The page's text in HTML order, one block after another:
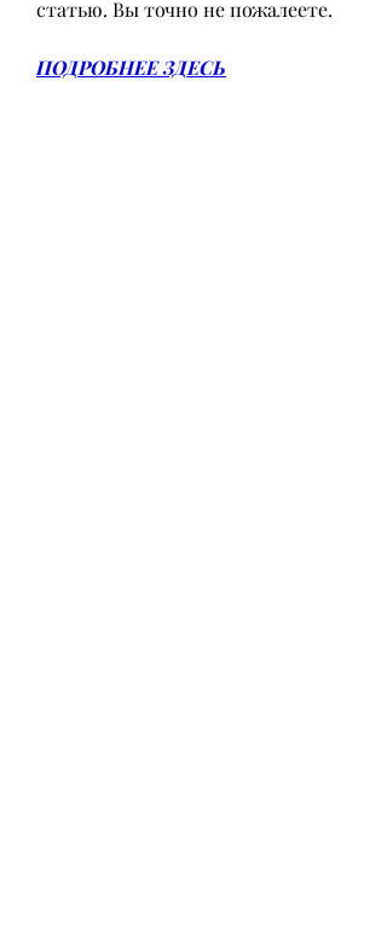
статью. Вы точно не пожалеете.
ПОДРОБНЕЕ ЗДЕСЬ